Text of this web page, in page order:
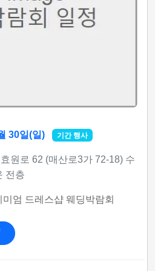
30일(일) 기간 행사
원로 62 (매산로3가 72-18) 수
전층
엄 드레스샵 웨딩박람회